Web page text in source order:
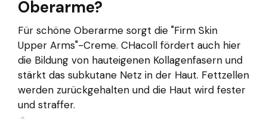
Oberarme?
Für schöne Oberarme sorgt die "Firm Skin
Upper Arms"-Creme. CHacoll fördert auch hier
die Bildung von hauteigenen Kollagenfasern und
stärkt das subkutane Netz in der Haut. Fettzellen
werden zurückgehalten und die Haut wird fester
und straffer.